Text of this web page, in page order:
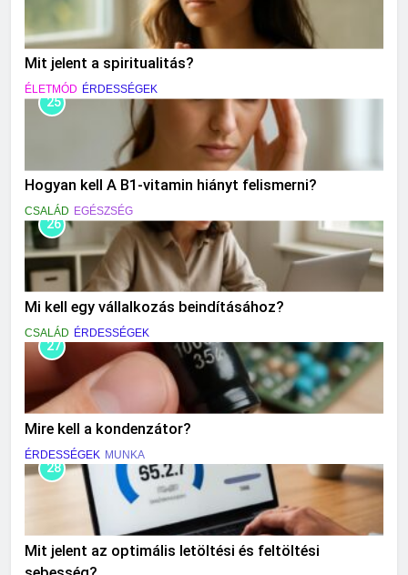
Mit jelent a spiritualitás?
ÉLETMÓD ÉRDESSÉGEK
25
Hogyan kell A B1-vitamin hiányt felismerni?
CSALÁD EGÉSZSÉG
26
Mi kell egy vállalkozás beindításához?
CSALÁD ÉRDESSÉGEK
27
Mire kell a kondenzátor?
ÉRDESSÉGEK MUNKA
28
Mit jelent az optimális letöltési és feltöltési